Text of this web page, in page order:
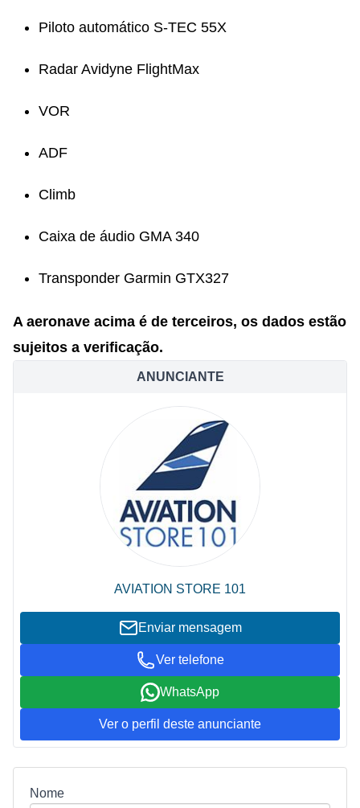
Piloto automático S-TEC 55X
Radar Avidyne FlightMax
VOR
ADF
Climb
Caixa de áudio GMA 340
Transponder Garmin GTX327
A aeronave acima é de terceiros, os dados estão
sujeitos a verificação.
ANUNCIANTE
AVIATION STORE 101
Enviar mensagem
Ver telefone
WhatsApp
Ver o perfil deste anunciante
Nome